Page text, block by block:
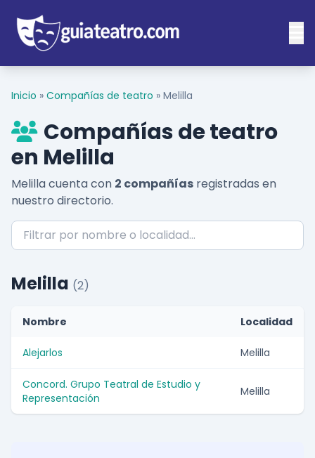
Inicio » Compañías de teatro » Melilla
Compañías de teatro
en Melilla
Melilla cuenta con 2 compañías registradas en
nuestro directorio.
Melilla (2)
Nombre Localidad
Alejarlos Melilla
Concord. Grupo Teatral de Estudio y
Representación
Melilla